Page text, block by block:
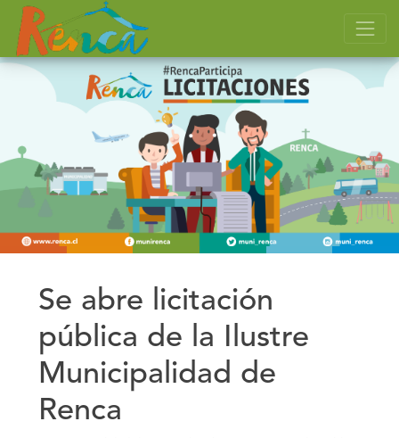
Se abre licitación
pública de la Ilustre
Municipalidad de
Renca